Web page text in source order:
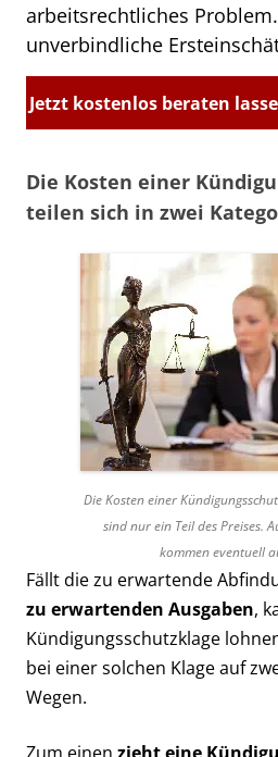
arbeitsrechtliches
unverbindliche
Jetzt kostenlos beraten
Die Kosten einer
teilen sich in zwei
Die Kosten einer
sind nur ein Teil des Preises.
kommen eventuell
Fällt die zu erwartende
zu erwartenden Ausgaben,
Kündigungsschutzklage
bei einer solchen Klage auf
Wegen.